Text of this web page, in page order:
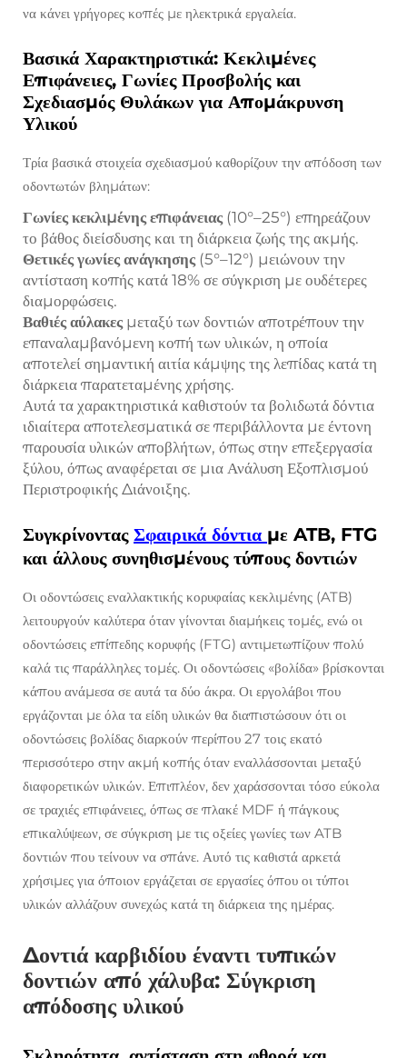
να κάνει γρήγορες κοπές με ηλεκτρικά εργαλεία.
Βασικά Χαρακτηριστικά: Κεκλιμένες
Επιφάνειες, Γωνίες Προσβολής και
Σχεδιασμός Θυλάκων για Απομάκρυνση
Υλικού
Τρία βασικά στοιχεία σχεδιασμού καθορίζουν την απόδοση των
οδοντωτών βλημάτων:
Γωνίες κεκλιμένης επιφάνειας (10°–25°) επηρεάζουν
το βάθος διείσδυσης και τη διάρκεια ζωής της ακμής.
Θετικές γωνίες ανάγκησης (5°–12°) μειώνουν την
αντίσταση κοπής κατά 18% σε σύγκριση με ουδέτερες
διαμορφώσεις.
Βαθιές αύλακες μεταξύ των δοντιών αποτρέπουν την
επαναλαμβανόμενη κοπή των υλικών, η οποία
αποτελεί σημαντική αιτία κάμψης της λεπίδας κατά τη
διάρκεια παρατεταμένης χρήσης.
Αυτά τα χαρακτηριστικά καθιστούν τα βολιδωτά δόντια
ιδιαίτερα αποτελεσματικά σε περιβάλλοντα με έντονη
παρουσία υλικών αποβλήτων, όπως στην επεξεργασία
ξύλου, όπως αναφέρεται σε μια Ανάλυση Εξοπλισμού
Περιστροφικής Διάνοιξης.
Συγκρίνοντας Σφαιρικά δόντια με ATB, FTG
και άλλους συνηθισμένους τύπους δοντιών
Οι οδοντώσεις εναλλακτικής κορυφαίας κεκλιμένης (ATB)
λειτουργούν καλύτερα όταν γίνονται διαμήκεις τομές, ενώ οι
οδοντώσεις επίπεδης κορυφής (FTG) αντιμετωπίζουν πολύ
καλά τις παράλληλες τομές. Οι οδοντώσεις «βολίδα» βρίσκονται
κάπου ανάμεσα σε αυτά τα δύο άκρα. Οι εργολάβοι που
εργάζονται με όλα τα είδη υλικών θα διαπιστώσουν ότι οι
οδοντώσεις βολίδας διαρκούν περίπου 27 τοις εκατό
περισσότερο στην ακμή κοπής όταν εναλλάσσονται μεταξύ
διαφορετικών υλικών. Επιπλέον, δεν χαράσσονται τόσο εύκολα
σε τραχιές επιφάνειες, όπως σε πλακέ MDF ή πάγκους
επικαλύψεων, σε σύγκριση με τις οξείες γωνίες των ATB
δοντιών που τείνουν να σπάνε. Αυτό τις καθιστά αρκετά
χρήσιμες για όποιον εργάζεται σε εργασίες όπου οι τύποι
υλικών αλλάζουν συνεχώς κατά τη διάρκεια της ημέρας.
Δοντιά καρβιδίου έναντι τυπικών
δοντιών από χάλυβα: Σύγκριση
απόδοσης υλικού